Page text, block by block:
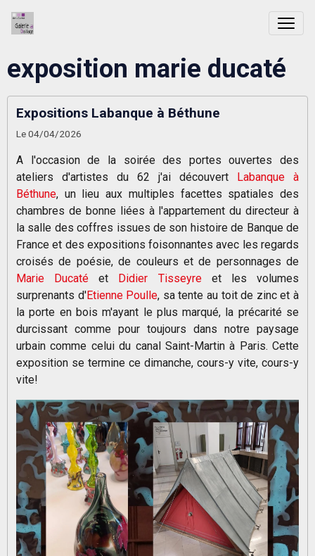
exposition marie ducaté
Expositions Labanque à Béthune
Le 04/04/2026
A l'occasion de la soirée des portes ouvertes des
ateliers d'artistes du 62 j'ai découvert Labanque à
Béthune, un lieu aux multiples facettes spatiales des
chambres de bonne liées à l'appartement du directeur à
la salle des coffres issues de son histoire de Banque de
France et des expositions foisonnantes avec les regards
croisés de poésie, de couleurs et de personnages de
Marie Ducaté et Didier Tisseyreet les volumes
surprenants d'Etienne Poulle, sa tente au toit de zinc et à
la porte en bois m'ayant le plus marqué, la précarité se
durcissant comme pour toujours dans notre paysage
urbain comme celui du canal Saint-Martin à Paris. Cette
exposition se termine ce dimanche, cours-y vite, cours-y
vite!